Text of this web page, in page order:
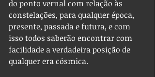
do ponto vernal com relação às
constelações, para qualquer época,
presente, passada e futura, e com
isso todos saberão encontrar com
facilidade a verdadeira posição de
qualquer era cósmica.